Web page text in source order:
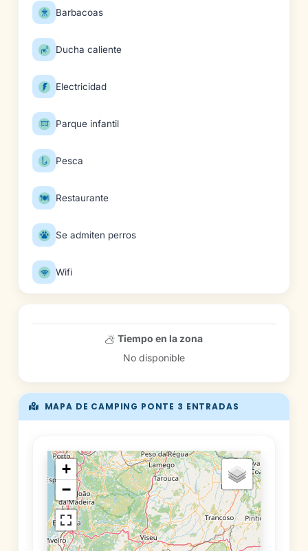
Barbacoas
Ducha caliente
Electricidad
Parque infantil
Pesca
Restaurante
Se admiten perros
Wifi
MAPA DE CAMPING PONTE 3 ENTRADAS
+
−
Tiempo en la zona
No disponible